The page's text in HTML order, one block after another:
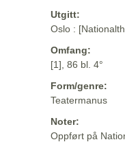
Utgitt:
Oslo :
Omfang:
[1], 86 bl. 4°
Form/genre:
Teatermanus
Noter:
Oppført på